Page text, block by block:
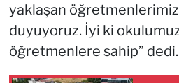
yaklaşan
duyuyoruz. İyi ki
öğretmenlere sahip” dedi.